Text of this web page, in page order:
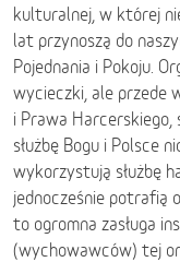
kulturalnej, w której
lat przynoszą do
Pojednania i Pokoju.
wycieczki, ale przede
i Prawa Harcerskiego,
służbę Bogu i Polsce
wykorzystują służbę
jednocześnie potrafią
to ogromna zasługa
(wychowawców) tej